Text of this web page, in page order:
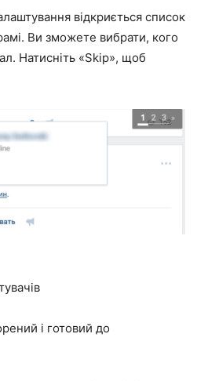
відкриється список
Ви зможете вибрати, кого
Натисніть «Skip», щоб
і готовий до